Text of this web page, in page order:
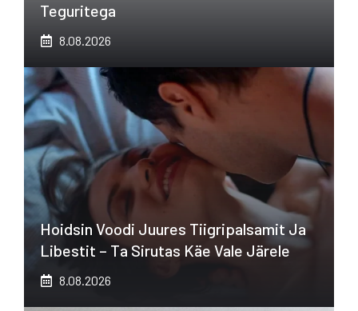
Teguritega
8.08.2026
Hoidsin Voodi Juures Tiigripalsamit Ja
Libestit – Ta Sirutas Käe Vale Järele
8.08.2026